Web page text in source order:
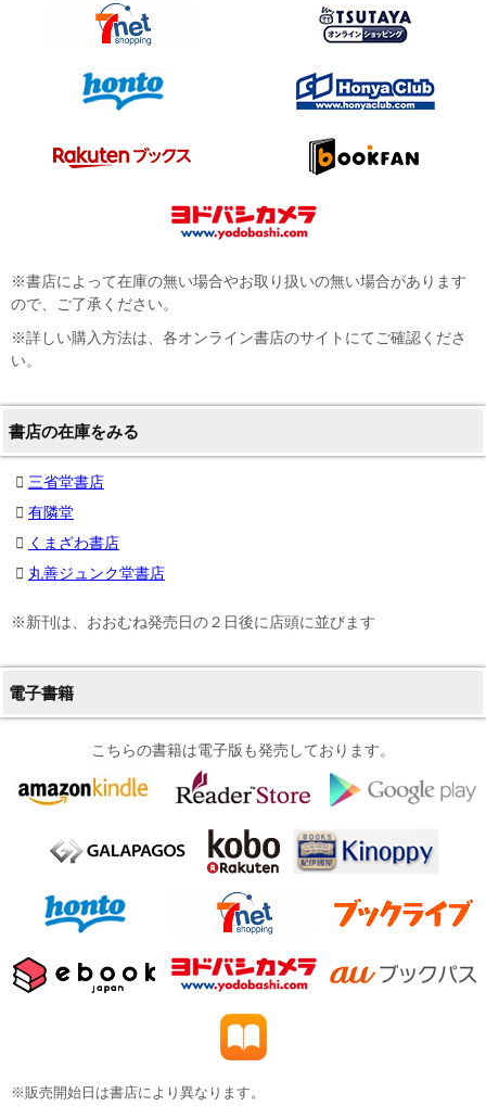
※書店によって在庫の無い場合やお取り扱いの無い場合があります
ので、ご了承ください。
※詳しい購入方法は、各オンライン書店のサイトにてご確認くださ
い。
書店の在庫をみる
三省堂書店
有隣堂
くまざわ書店
丸善ジュンク堂書店
※新刊は、おおむね発売日の２日後に店頭に並びます
電子書籍
こちらの書籍は電子版も発売しております。
※販売開始日は書店により異なります。